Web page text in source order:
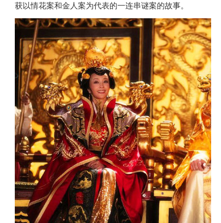
获以情花案和金人案为代表的一连串谜案的故事。